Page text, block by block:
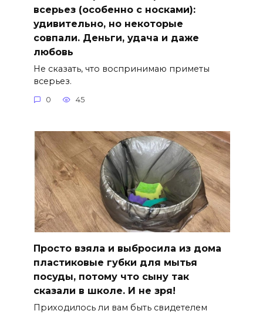
всерьез (особенно с носками):
удивительно, но некоторые
совпали. Деньги, удача и даже
любовь
Не сказать, что воспринимаю приметы
всерьез.
0 45
Просто взяла и выбросила из дома
пластиковые губки для мытья
посуды, потому что сыну так
сказали в школе. И не зря!
Приходилось ли вам быть свидетелем